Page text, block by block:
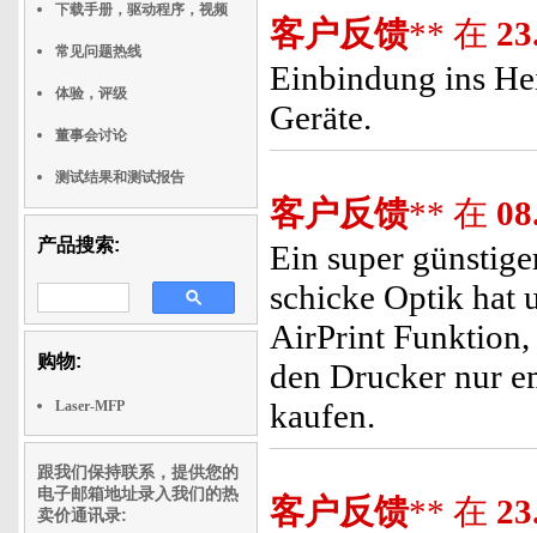
下载手册，驱动程序，视频
常见问题热线
体验，评级
董事会讨论
测试结果和测试报告
产品搜索:
购物:
Laser-MFP
跟我们保持联系，提供您的
电子邮箱地址录入我们的热
卖价通讯录:
客户反馈** 在
Einbindung ins
Geräte.
客户反馈** 在
Ein super
schicke Optik hat
AirPrint Funktion,
den Drucker nur
kaufen.
客户反馈** 在